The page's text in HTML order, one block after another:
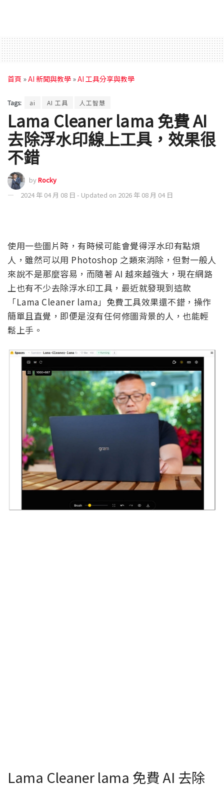
首頁 »AI 新聞與教學 »AI 工具分享與教學
Tags: ai AI 工具 人工智慧
Lama Cleaner lama 免費 AI
去除浮水印線上工具，效果很
不錯
byRocky
2024 年 04 月 08 日 - Updated on 2026 年 08 月 04 日
使用一些圖片時，有時候可能會覺得浮水印有點煩
人，雖然可以用 Photoshop 之類來消除，但對一般人
來說不是那麼容易，而隨著 AI 越來越強大，現在網路
上也有不少去除浮水印工具，最近就發現到這款
「Lama Cleaner lama」免費工具效果還不錯，操作
簡單且直覺，即便是沒有任何修圖背景的人，也能輕
鬆上手。
Lama Cleaner lama 免費 AI 去除